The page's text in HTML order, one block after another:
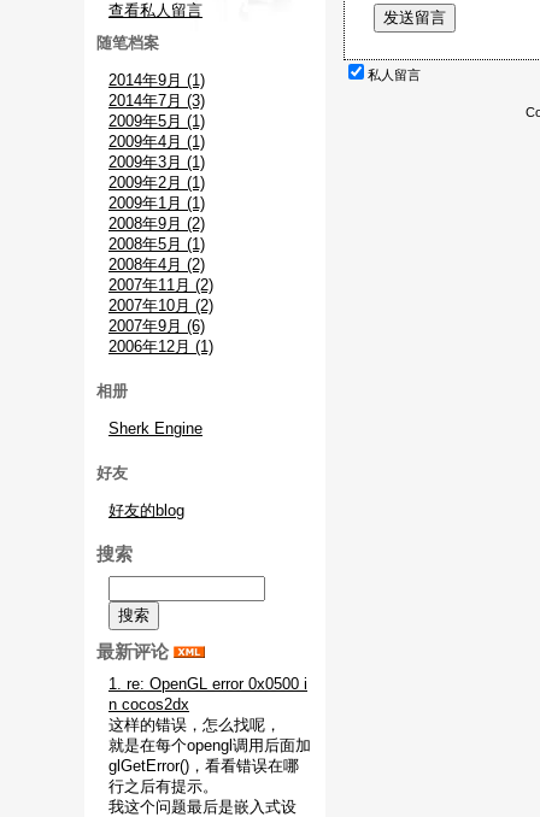
私人留言
查看私人留言
随笔档案
2014年9月 (1)
2014年7月 (3)
2009年5月 (1)
2009年4月 (1)
2009年3月 (1)
2009年2月 (1)
2009年1月 (1)
2008年9月 (2)
2008年5月 (1)
2008年4月 (2)
2007年11月 (2)
2007年10月 (2)
2007年9月 (6)
2006年12月 (1)
相册
Sherk Engine
好友
好友的blog
搜索
最新评论
1. re: OpenGL error 0x0500 i
n cocos2dx
这样的错误，怎么找呢，
就是在每个opengl调用后面加
glGetError()，看看错误在哪
行之后有提示。
我这个问题最后是嵌入式设